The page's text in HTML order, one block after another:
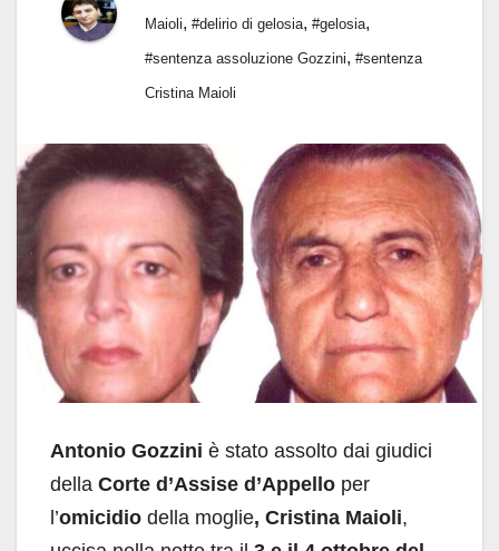
Maioli, #delirio di gelosia, #gelosia,
#sentenza assoluzione Gozzini, #sentenza
Cristina Maioli
Antonio Gozzini è stato assolto dai giudici
della Corte d’Assise d’Appello per
l’omicidio della moglie, Cristina Maioli,